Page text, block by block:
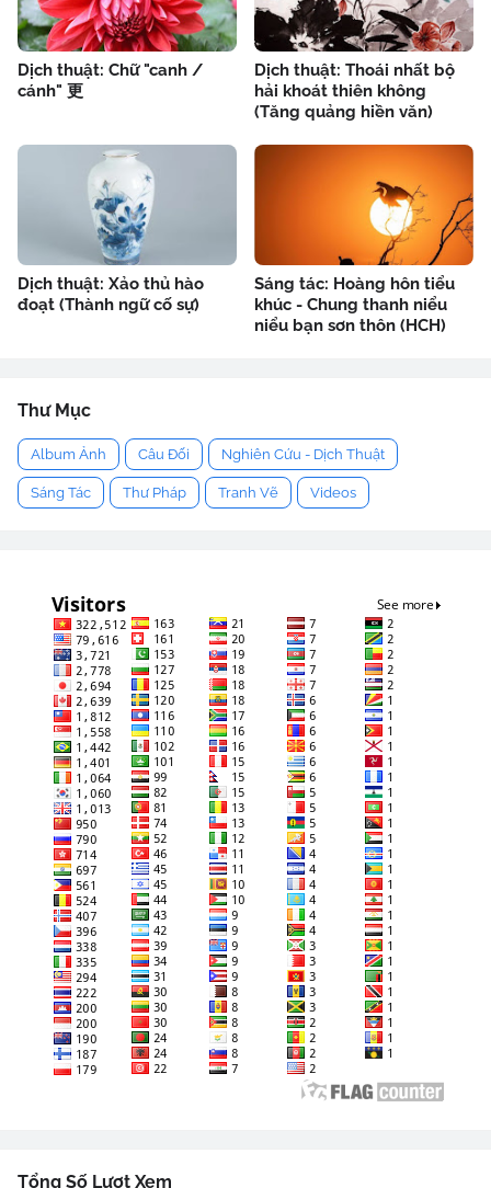
Dịch thuật: Chữ "canh /
cánh" 更
Dịch thuật: Thoái nhất bộ
hải khoát thiên không
(Tăng quảng hiền văn)
Dịch thuật: Xảo thủ hào
đoạt (Thành ngữ cố sự)
Sáng tác: Hoàng hôn tiểu
khúc - Chung thanh niểu
niểu bạn sơn thôn (HCH)
Thư Mục
Album Ảnh Câu Đối Nghiên Cứu - Dịch Thuật
Sáng Tác Thư Pháp Tranh Vẽ Videos
Tổng Số Lượt Xem